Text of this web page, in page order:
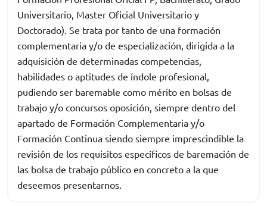
Universitario, Master Oficial Universitario y
Doctorado). Se trata por tanto de una formación
complementaria y/o de especialización, dirigida a la
adquisición de determinadas competencias,
habilidades o aptitudes de índole profesional,
pudiendo ser baremable como mérito en bolsas de
trabajo y/o concursos oposición, siempre dentro del
apartado de Formación Complementaria y/o
Formación Continua siendo siempre imprescindible la
revisión de los requisitos específicos de baremación de
las bolsa de trabajo público en concreto a la que
deseemos presentarnos.